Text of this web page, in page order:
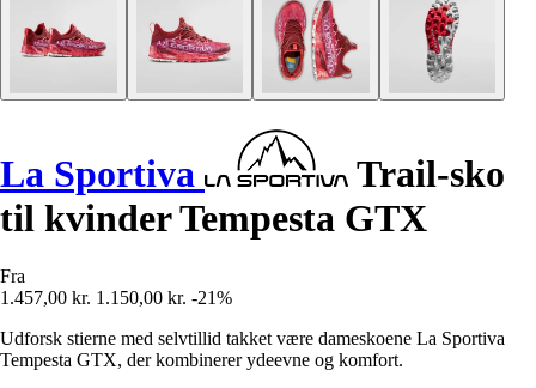
La Sportiva
Trail-sko
til kvinder Tempesta GTX
Fra
1.457,00 kr. 1.150,00 kr. -21%
Udforsk stierne med selvtillid takket være dameskoene La Sportiva
Tempesta GTX, der kombinerer ydeevne og komfort.